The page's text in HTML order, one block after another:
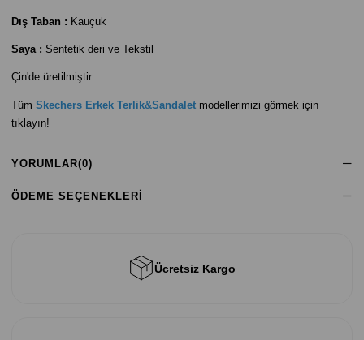
Dış Taban : Kauçuk
Saya : Sentetik deri ve Tekstil
Çin'de üretilmiştir.
Tüm Skechers Erkek Terlik&Sandalet modellerimizi görmek için
tıklayın!
YORUMLAR(0)
ÖDEME SEÇENEKLERI
Ücretsiz Kargo